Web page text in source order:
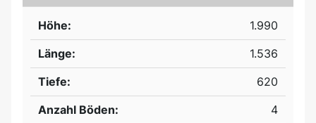
Höhe:
1.990
Länge:
1.536
Tiefe:
620
Anzahl Böden:
4